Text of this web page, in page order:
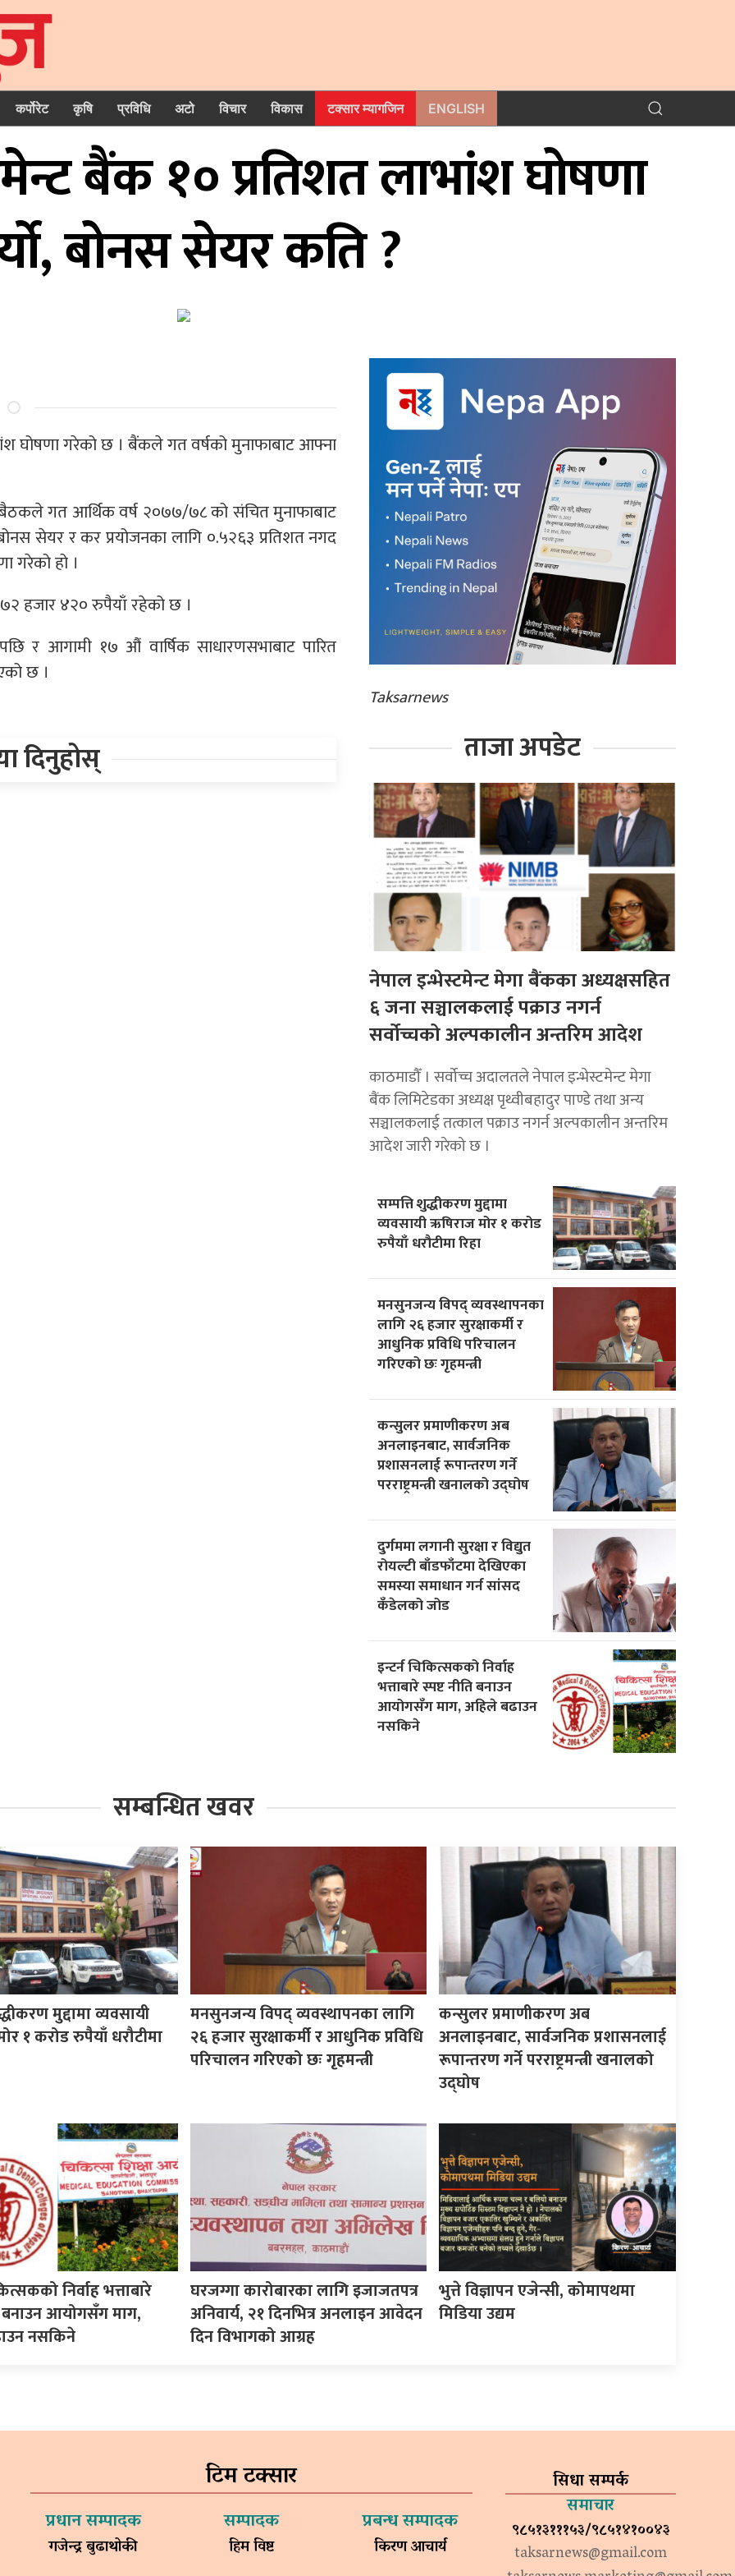
कर्पोरेट कृषि प्रविधि अटो विचार विकास टक्सार म्यागजिन ENGLISH
बैंक १० प्रतिशत लाभांश घोषणा
बोनस सेयर कति ?
घोषणा गरेको छ । बैंकले गत वर्षको मुनाफाबाट आफ्ना
गत आर्थिक वर्ष २०७७/७८ को संचित मुनाफाबाट
सेयर र कर प्रयोजनका लागि ०.५२६३ प्रतिशत नगद
गरेको हो ।
हजार ४२० रुपैयाँ रहेको छ ।
र आगामी १७ औं वार्षिक साधारणसभाबाट पारित
छ ।
दिनुहोस्
Taksarnews
ताजा अपडेट
नेपाल इन्भेस्टमेन्ट मेगा बैंकका अध्यक्षसहित
६ जना सञ्चालकलाई पक्राउ नगर्न
सर्वोच्चको अल्पकालीन अन्तरिम आदेश
काठमाडौँ । सर्वोच्च अदालतले नेपाल इन्भेस्टमेन्ट मेगा
बैंक लिमिटेडका अध्यक्ष पृथ्वीबहादुर पाण्डे तथा अन्य
सञ्चालकलाई तत्काल पक्राउ नगर्न अल्पकालीन अन्तरिम
आदेश जारी गरेको छ ।
सम्पत्ति शुद्धीकरण मुद्दामा
व्यवसायी ऋषिराज मोर १ करोड
रुपैयाँ धरौटीमा रिहा
मनसुनजन्य विपद् व्यवस्थापनका
लागि २६ हजार सुरक्षाकर्मी र
आधुनिक प्रविधि परिचालन
गरिएको छः गृहमन्त्री
कन्सुलर प्रमाणीकरण अब
अनलाइनबाट, सार्वजनिक
प्रशासनलाई रूपान्तरण गर्ने
परराष्ट्रमन्त्री खनालको उद्घोष
दुर्गममा लगानी सुरक्षा र विद्युत
रोयल्टी बाँडफाँटमा देखिएका
समस्या समाधान गर्न सांसद
कँडेलको जोड
इन्टर्न चिकित्सकको निर्वाह
भत्ताबारे स्पष्ट नीति बनाउन
आयोगसँग माग, अहिले बढाउन
नसकिने
सम्बन्धित खवर
मुद्दामा व्यवसायी
१ करोड रुपैयाँ धरौटीमा
मनसुनजन्य विपद् व्यवस्थापनका लागि
२६ हजार सुरक्षाकर्मी र आधुनिक प्रविधि
परिचालन गरिएको छः गृहमन्त्री
कन्सुलर प्रमाणीकरण अब
अनलाइनबाट, सार्वजनिक प्रशासनलाई
रूपान्तरण गर्ने परराष्ट्रमन्त्री खनालको
उद्घोष
निर्वाह भत्ताबारे
बनाउन आयोगसँग माग,
नसकिने
घरजग्गा कारोबारका लागि इजाजतपत्र
अनिवार्य, २१ दिनभित्र अनलाइन आवेदन
दिन विभागको आग्रह
भुत्ते विज्ञापन एजेन्सी, कोमापथमा
मिडिया उद्यम
टिम टक्सार
प्रधान सम्पादक
गजेन्द्र बुढाथोकी
सम्पादक
हिम विष्ट
प्रबन्ध सम्पादक
किरण आचार्य
सिधा सम्पर्क
समाचार
९८५१३१११५३/९८५१४१००४३
taksarnews@gmail.com